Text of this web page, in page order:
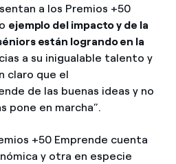
a los Premios +50
ejemplo del impacto y de la
están logrando en la
a su inigualable talento y
claro que el
de las buenas ideas y no
pone en marcha”.
+50 Emprende cuenta
y otra en especie